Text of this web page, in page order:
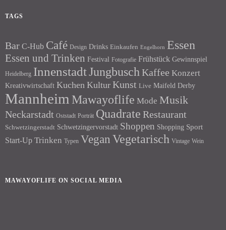
TAGS
Bar C-Hub Café Design Drinks Einkaufen Engelhorn Essen
Essen und Trinken Festival Fotografie Frühstück Gewinnspiel
Heidelberg InnenstadtJungbusch Kaffee Konzert
Kreativwirtschaft Kuchen Kultur Kunst Live Maifeld Derby
Mannheim Mawayoflife Mode Musik
Neckarstadt Oststadt Porträt Quadrate Restaurant
Schwetzingerstadt Schwetzingervorstadt Shoppen Shopping Sport
Start-Up Trinken Typen Vegan Vegetarisch Vintage Wein
MAWAYOFLIFE ON SOCIAL MEDIA